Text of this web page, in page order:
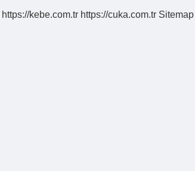
https://kebe.com.tr https://cuka.com.tr Sitemap